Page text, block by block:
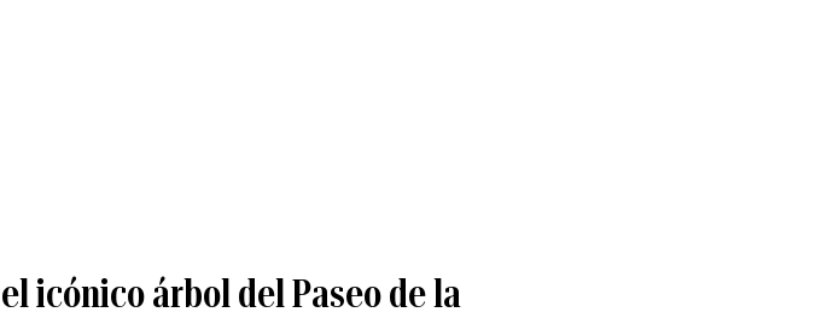
icónico árbol del Paseo de la